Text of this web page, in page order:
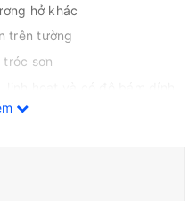
hở khác
trên tường
sơn
chuyên nghiệp chỉ trong